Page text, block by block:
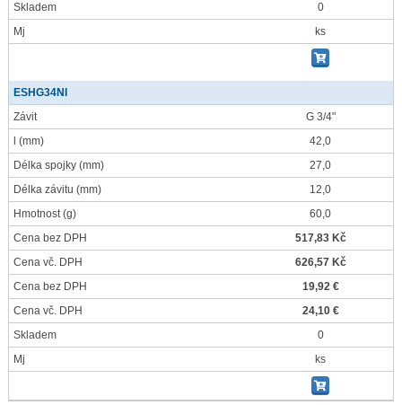
Skladem
0
Mj
ks
ESHG34NI
Závit
G 3/4"
(mm)
42,0
Délka spojky (mm)
27,0
Délka závitu (mm)
12,0
Hmotnost(g)
60,0
Cena bez DPH
517,83 Kč
Cena vč. DPH
626,57 Kč
Cena bez DPH
19,92 €
Cena vč. DPH
24,10 €
Skladem
0
Mj
ks